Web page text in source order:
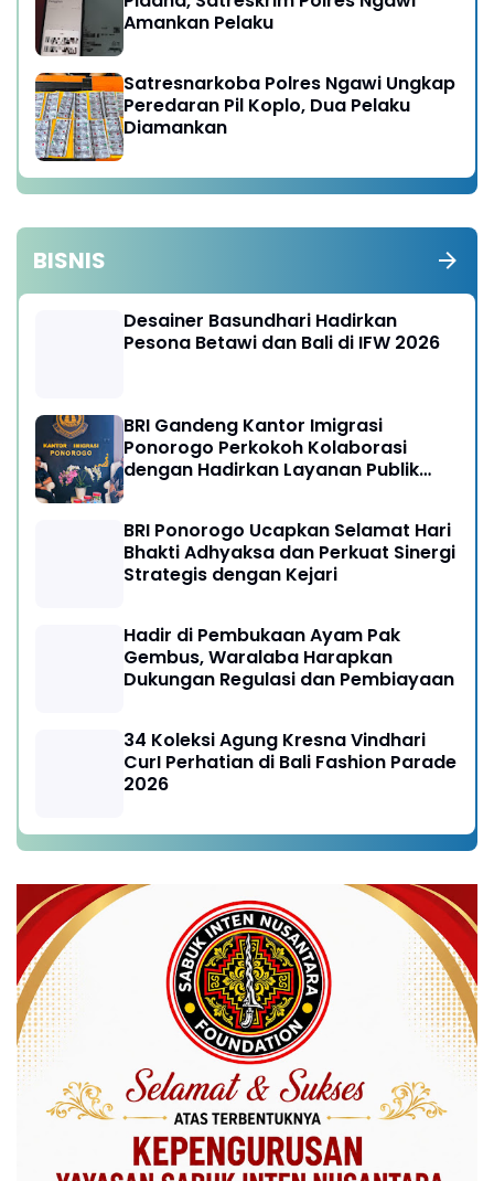
Amankan Pelaku
Satresnarkoba Polres Ngawi Ungkap
Peredaran Pil Koplo, Dua Pelaku
Diamankan
BISNIS
Desainer Basundhari Hadirkan
Pesona Betawi dan Bali di IFW 2026
BRI Gandeng Kantor Imigrasi
Ponorogo Perkokoh Kolaborasi
dengan Hadirkan Layanan Publik
BRI Ponorogo Ucapkan Selamat Hari
Bhakti Adhyaksa dan Perkuat Sinergi
Strategis dengan Kejari
Hadir di Pembukaan Ayam Pak
Gembus, Waralaba Harapkan
Dukungan Regulasi dan Pembiayaan
34 Koleksi Agung Kresna Vindhari
CurI Perhatian di Bali Fashion Parade
2026